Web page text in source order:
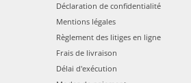
Déclaration de confidentialité
Mentions légales
Règlement des litiges en ligne
Frais de livraison
Délai d'exécution